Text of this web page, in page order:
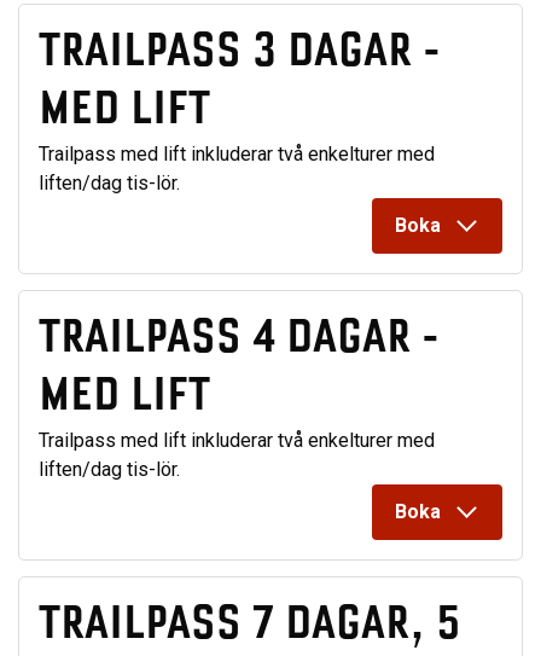
TRAILPASS 3 DAGAR -
MED LIFT
Trailpass med lift inkluderar två enkelturer med
liften/dag tis-lör.
Boka
TRAILPASS 4 DAGAR -
MED LIFT
Trailpass med lift inkluderar två enkelturer med
liften/dag tis-lör.
Boka
TRAILPASS 7 DAGAR, 5